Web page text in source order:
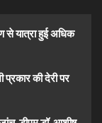
से यात्रा हुई अधिक
प्रकार की देरी पर